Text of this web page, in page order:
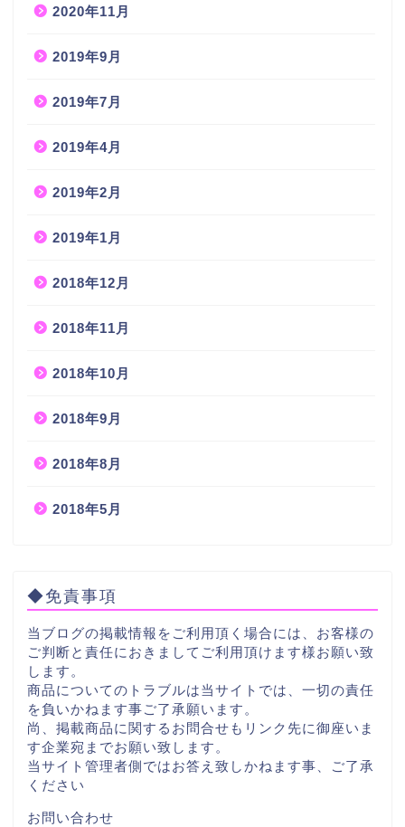
2020年11月
2019年9月
2019年7月
2019年4月
2019年2月
2019年1月
2018年12月
2018年11月
2018年10月
2018年9月
2018年8月
2018年5月
◆免責事項
当ブログの掲載情報をご利用頂く場合には、お客様の
ご判断と責任におきましてご利用頂けます様お願い致
します。
商品についてのトラブルは当サイトでは、一切の責任
を負いかねます事ご了承願います。
尚、掲載商品に関するお問合せもリンク先に御座いま
す企業宛までお願い致します。
当サイト管理者側ではお答え致しかねます事、ご了承
ください
お問い合わせ